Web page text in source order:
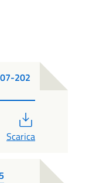
202
Scarica